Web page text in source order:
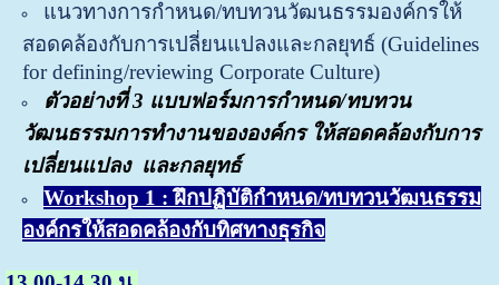
แนวทางการกำหนด/ทบทวนวัฒนธรรมองค์กรให้
สอดคล้องกับการเปลี่ยนแปลงและกลยุทธ์ (Guidelines
for defining/reviewing Corporate Culture)
ตัวอย่างที่ 3 แบบฟอร์มการกำหนด/ทบทวน
วัฒนธรรมการทำงานขององค์กร ให้สอดคล้องกับการ
เปลี่ยนแปลง และกลยุทธ์
Workshop 1 : ฝึกปฏิบัติกำหนด/ทบทวนวัฒนธรรม
องค์กรให้สอดคล้องกับทิศทางธุรกิจ